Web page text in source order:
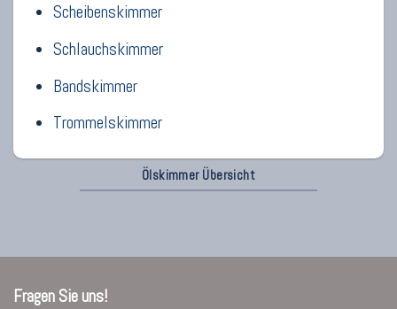
Scheibenskimmer
Schlauchskimmer
Bandskimmer
Trommelskimmer
Ölskimmer Übersicht
Fragen Sie uns!